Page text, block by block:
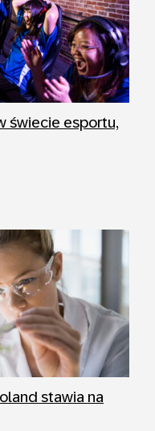
świecie esportu,
stawia na